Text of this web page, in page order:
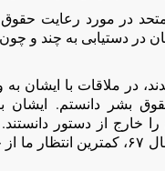
در مورد رعایت حقوق
در دستیابی به چند و
در ملاقات با ایشان
بشر دانستم. ایشان
خارج از دستور
همچون یکی از بازماندگان عزیزان از دست رفته